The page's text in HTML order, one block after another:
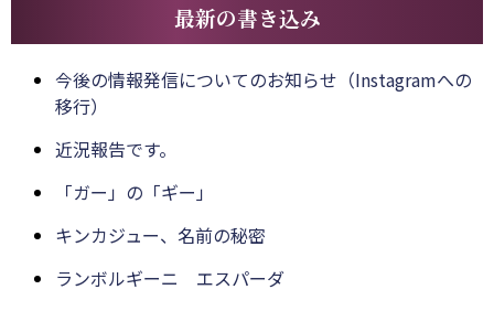
最新の書き込み
今後の情報発信についてのお知らせ（Instagramへの
移行）
近況報告です。
「ガー」の「ギー」
キンカジュー、名前の秘密
ランボルギーニ エスパーダ